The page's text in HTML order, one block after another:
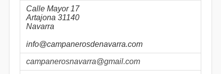
Calle Mayor 17
Artajona 31140
Navarra
info@campanerosdenavarra.com
campanerosnavarra@gmail.com